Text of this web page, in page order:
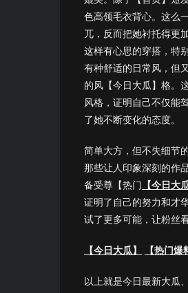
色高领毛衣背心。这么
兀，反而把她衬托得更
这样有心思的穿搭，特
有种舒适的日常风，但
的风【今日大瓜】格。
风格，证明自己不仅能
了她不断变化的态度。
简单大方，但不失细节
那些让人印象深刻的作
备受尊【热门
【今日大
证明了自己的努力和才
试了更多可能，让粉丝
【今日大瓜】 【热门爆
以上就是今日最新大瓜